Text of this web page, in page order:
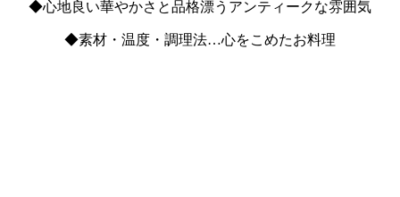
◆心地良い華やかさと品格漂うアンティークな雰囲気
◆素材・温度・調理法…心をこめたお料理